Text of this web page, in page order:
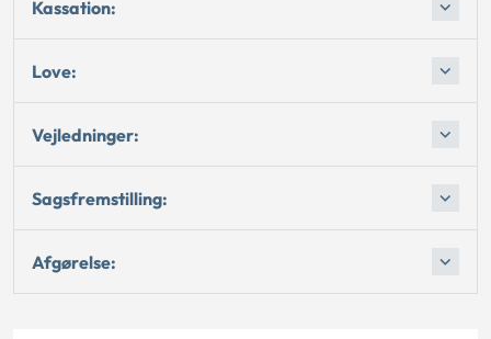
Kassation:
Love:
Vejledninger:
Sagsfremstilling:
Afgørelse: